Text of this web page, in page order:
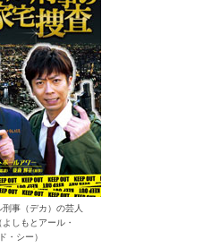
刑事（デカ）の芸人
しもとアール・
・シー）